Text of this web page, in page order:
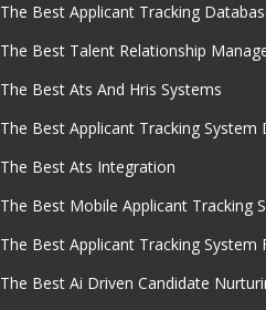
The Best Applicant Tracking
The Best Talent Relationship
The Best Ats And Hris Systems
The Best Applicant Tracking System
The Best Ats Integration
The Best Mobile Applicant Tracking
The Best Applicant Tracking System
The Best Ai Driven Candidate